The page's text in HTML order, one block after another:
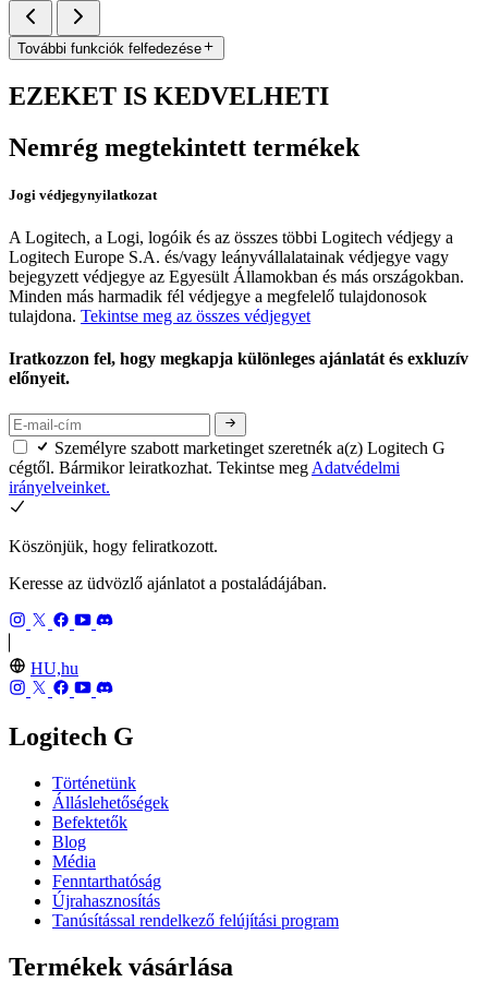
További funkciók felfedezése
EZEKET IS KEDVELHETI
Nemrég megtekintett termékek
Jogi védjegynyilatkozat
A Logitech, a Logi, logóik és az összes többi Logitech védjegy a
Logitech Europe S.A. és/vagy leányvállalatainak védjegye vagy
bejegyzett védjegye az Egyesült Államokban és más országokban.
Minden más harmadik fél védjegye a megfelelő tulajdonosok
tulajdona. Tekintse meg az összes védjegyet
Iratkozzon fel, hogy megkapja különleges ajánlatát és exkluzív
előnyeit.
Személyre szabott marketinget szeretnék a(z) Logitech G
cégtől. Bármikor leiratkozhat. Tekintse meg Adatvédelmi
irányelveinket.
Köszönjük, hogy feliratkozott.
Keresse az üdvözlő ajánlatot a postaládájában.
HU,hu
Logitech G
Történetünk
Álláslehetőségek
Befektetők
Blog
Média
Fenntarthatóság
Újrahasznosítás
Tanúsítással rendelkező felújítási program
Termékek vásárlása